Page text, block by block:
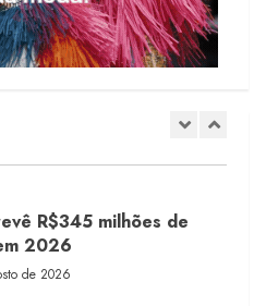
de 2026
R$345 milhões de
2026
de 2026